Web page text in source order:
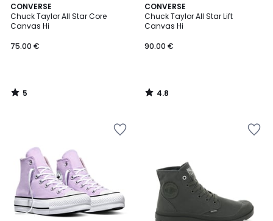
CONVERSE
Chuck Taylor All Star Core
Canvas Hi
€.
75.00 €
5
/
5
5
/
CONVERSE
Chuck Taylor All Star Lift
Canvas Hi
90.00 €
4.8
/ 5
4.8
/